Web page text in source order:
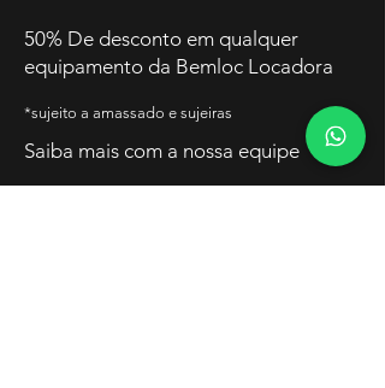
50% De desconto em qualquer
equipamento da Bemloc Locadora
*sujeito a amassado e sujeiras
Saiba mais com a nossa equipe